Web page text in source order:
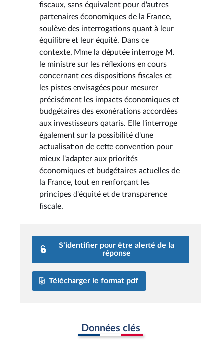
fiscaux, sans équivalent pour d'autres
partenaires économiques de la France,
soulève des interrogations quant à leur
équilibre et leur équité. Dans ce
contexte, Mme la députée interroge M.
le ministre sur les réflexions en cours
concernant ces dispositions fiscales et
les pistes envisagées pour mesurer
précisément les impacts économiques et
budgétaires des exonérations accordées
aux investisseurs qataris. Elle l'interroge
également sur la possibilité d'une
actualisation de cette convention pour
mieux l'adapter aux priorités
économiques et budgétaires actuelles de
la France, tout en renforçant les
principes d'équité et de transparence
fiscale.
S’identifier pour être alerté de la
réponse
Télécharger le format pdf
Données clés